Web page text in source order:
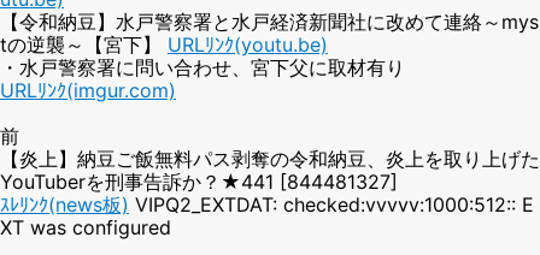
【令和納豆】水戸警察署と水戸経済新聞社に改めて連絡～mys
tの逆襲～【宮下】 URLﾘﾝｸ(youtu.be)
・水戸警察署に問い合わせ、宮下父に取材有り
URLﾘﾝｸ(imgur.com)
前
【炎上】納豆ご飯無料パス剥奪の令和納豆、炎上を取り上げた
YouTuberを刑事告訴か？★441 [844481327]
ｽﾚﾘﾝｸ(news板) VIPQ2_EXTDAT: checked:vvvvv:1000:512:: E
XT was configured